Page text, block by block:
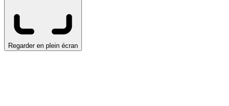
Regarder en plein écran